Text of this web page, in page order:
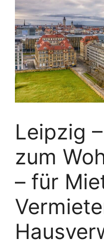
Leipzig
zum
– für